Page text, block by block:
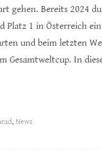
gehen. Bereits 2024
Platz 1 in Österreich
und beim letzten
Gesamtweltcup. In
, News